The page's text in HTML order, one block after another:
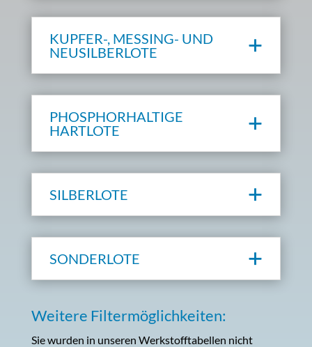
KUPFER-, MESSING- UND
NEUSILBERLOTE
PHOSPHORHALTIGE
HARTLOTE
SILBERLOTE
SONDERLOTE
Weitere Filtermöglichkeiten:
Sie wurden in unseren Werkstofftabellen nicht